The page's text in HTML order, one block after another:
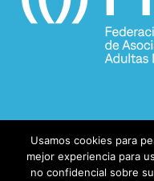
Usamos cookies para
mejor experiencia para
no confidencial sobre